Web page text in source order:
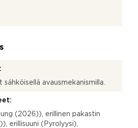
avausmekanismilla.
(2026)), erillinen pakastin
erillisuuni (Pyrolyysi),